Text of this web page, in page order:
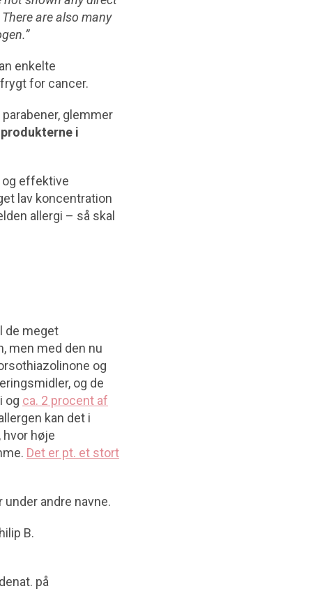
are also many
enkelte
for cancer.
glemmer
i
og effektive
lav koncentration
allergi – så skal
de meget
men med den nu
og
og de
og ca. 2 procent af
kan det i
hvor høje
Det er pt. et stort
andre navne.
B.
på